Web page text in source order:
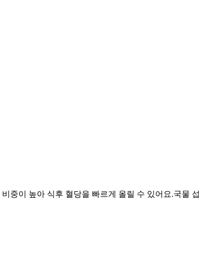
중이 높아 식후 혈당을 빠르게 올릴 수 있어요.국물